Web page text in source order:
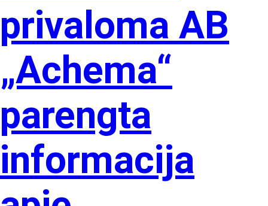
privaloma AB
„Achema“
parengta
informacija